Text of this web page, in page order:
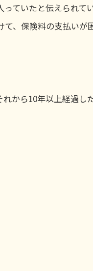
ていたと伝えられてい
、保険料の支払いが
から10年以上経過し